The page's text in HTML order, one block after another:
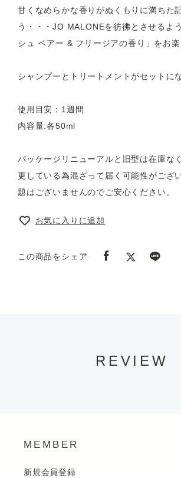
甘くなめらかな香りがぬくもりに満ちた
う・・・JO MALONEを彷彿とさせるよ
シュ ペアー & フリージアの香り」をお
シャンプーとトリートメントがセットに
使用目安：1週間
内容量:各50ml
パッケージリニューアルと旧型は在庫な
更している為混ざって届く可能性がござ
題はございませんのでご安心ください。
お気に入りに追加
この商品をシェア
REVIEW
MEMBER
新規会員登録